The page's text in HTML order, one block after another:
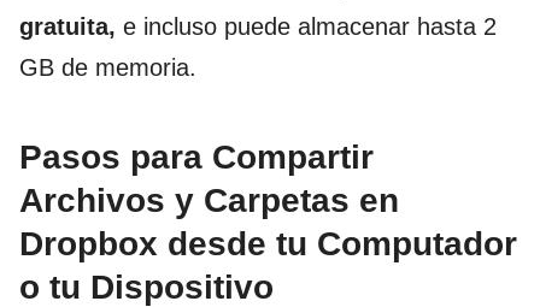
gratuita, e incluso puede almacenar hasta 2
GB de memoria.
Pasos para Compartir
Archivos y Carpetas en
Dropbox desde tu Computador
o tu Dispositivo